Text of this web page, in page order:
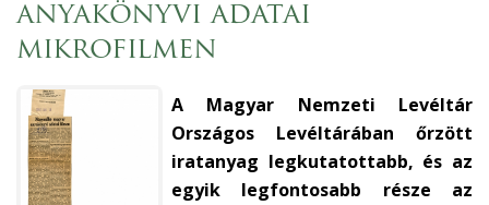
anyakönyvi adatai
mikrofilmen
A Magyar Nemzeti Levéltár
Országos Levéltárában őrzött
iratanyag legkutatottabb, és az
egyik legfontosabb része az